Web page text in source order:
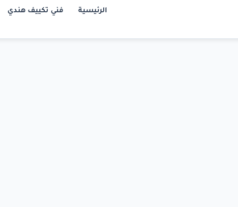
الرئيسية فني تكييف هندي